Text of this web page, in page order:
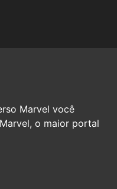
Marvel você
o maior portal